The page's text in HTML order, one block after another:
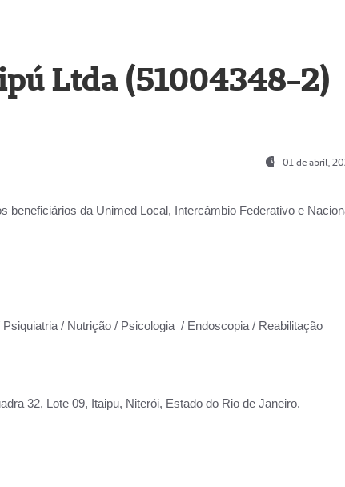
Ltda (51004348-2)
01 de abril,
beneficiários da Unimed Local, Intercâmbio Federativo e
/ Nutrição / Psicologia / Endoscopia / Reabilitação
32, Lote 09, Itaipu, Niterói, Estado do Rio de Janeiro.